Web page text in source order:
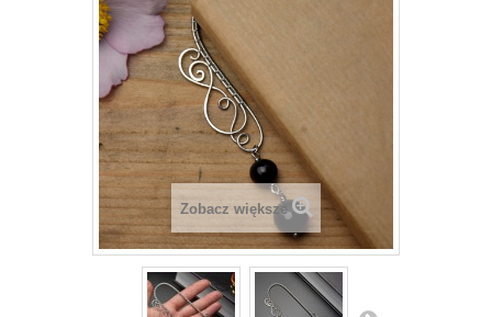
Zobacz większe